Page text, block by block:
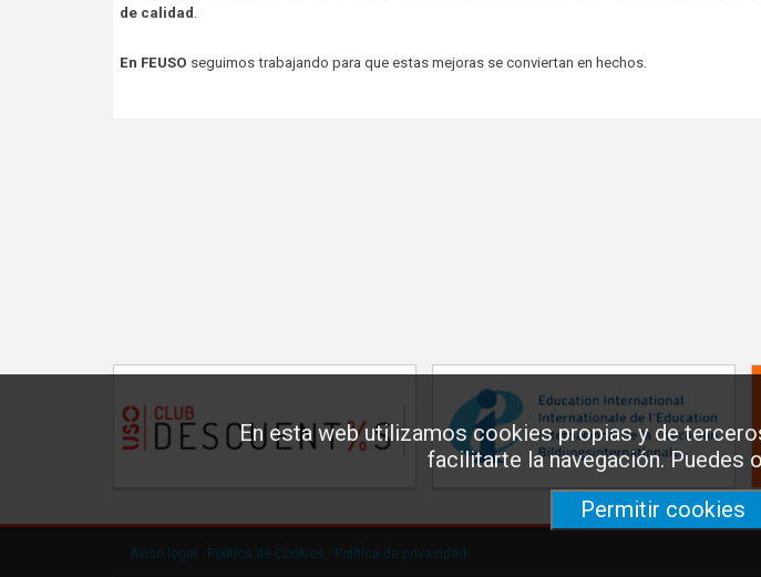
En esta web utilizamos cookies propias y de
facilitarte la navegación. Puedes
Permitir cookies
de calidad
En FEUSO seguimos trabajando para que estas mejoras se conviertan en hechos.
Aviso legal Política de Cookies Política de privacidad